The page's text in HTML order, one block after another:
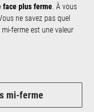
face plus ferme. À vous
ne savez pas quel
ferme est une valeur
mi-ferme